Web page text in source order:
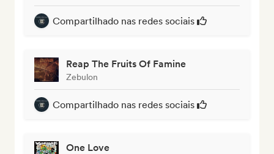
Compartilhado nas redes sociais
Reap The Fruits Of Famine
Zebulon
Compartilhado nas redes sociais
One Love